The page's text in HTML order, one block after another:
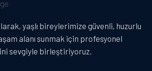
yaşlı bireylerimize güvenli, huzurlu
alanı sunmak için profesyonel
sevgiyle birleştiriyoruz.